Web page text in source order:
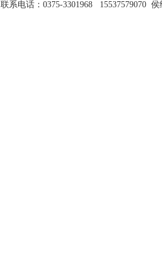
联系电话：0375-3301968 15537579070 侯